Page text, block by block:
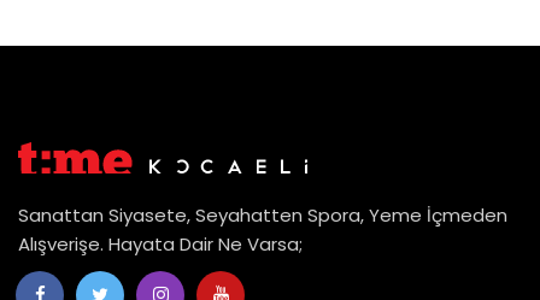
Sanattan Siyasete, Seyahatten Spora, Yeme İçmeden
Alışverişe. Hayata Dair Ne Varsa;